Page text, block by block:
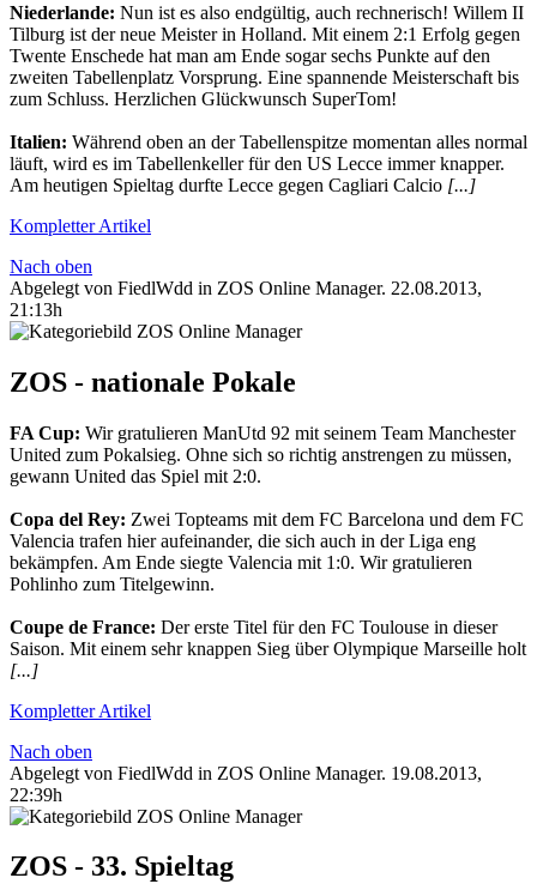
Niederlande: Nun ist es also endgültig, auch rechnerisch! Willem II
Tilburg ist der neue Meister in Holland. Mit einem 2:1 Erfolg gegen
Twente Enschede hat man am Ende sogar sechs Punkte auf den
zweiten Tabellenplatz Vorsprung. Eine spannende Meisterschaft bis
zum Schluss. Herzlichen Glückwunsch SuperTom!
Italien: Während oben an der Tabellenspitze momentan alles normal
läuft, wird es im Tabellenkeller für den US Lecce immer knapper.
Am heutigen Spieltag durfte Lecce gegen Cagliari Calcio [...]
Kompletter Artikel
Nach oben
Abgelegt von FiedlWdd in ZOS Online Manager. 22.08.2013,
21:13h
ZOS - nationale Pokale
FA Cup: Wir gratulieren ManUtd 92 mit seinem Team Manchester
United zum Pokalsieg. Ohne sich so richtig anstrengen zu müssen,
gewann United das Spiel mit 2:0.
Copa del Rey: Zwei Topteams mit dem FC Barcelona und dem FC
Valencia trafen hier aufeinander, die sich auch in der Liga eng
bekämpfen. Am Ende siegte Valencia mit 1:0. Wir gratulieren
Pohlinho zum Titelgewinn.
Coupe de France: Der erste Titel für den FC Toulouse in dieser
Saison. Mit einem sehr knappen Sieg über Olympique Marseille holt
[...]
Kompletter Artikel
Nach oben
Abgelegt von FiedlWdd in ZOS Online Manager. 19.08.2013,
22:39h
ZOS - 33. Spieltag